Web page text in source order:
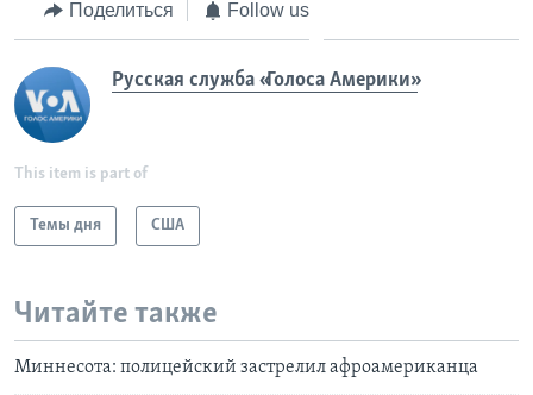
Поделиться Follow us
Русская служба «Голоса Америки»
This item is part of
Темы дня США
Читайте также
Миннесота: полицейский застрелил афроамериканца